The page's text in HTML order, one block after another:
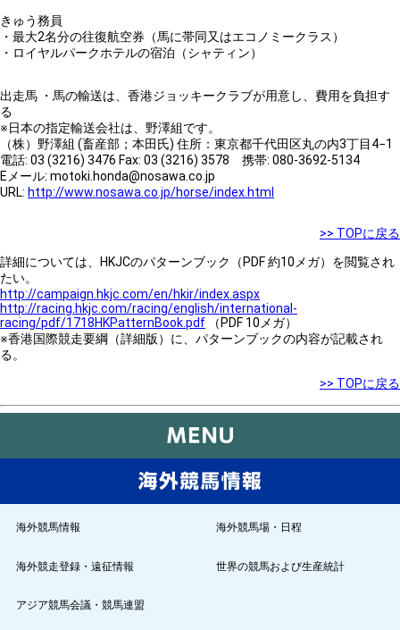
きゅう務員
・最大2名分の往復航空券（馬に帯同又はエコノミークラス）
・ロイヤルパークホテルの宿泊（シャティン）
出走馬 ・馬の輸送は、香港ジョッキークラブが用意し、費用を負担す
る
※日本の指定輸送会社は、野澤組です。
（株）野澤組 (畜産部；本田氏) 住所：東京都千代田区丸の内3丁目4−1
電話: 03 (3216) 3476 Fax: 03 (3216) 3578 携帯: 080-3692-5134
Eメール: motoki.honda@nosawa.co.jp
URL: http://www.nosawa.co.jp/horse/index.html
>> TOPに戻る
詳細については、HKJCのパターンブック（PDF 約10メガ）を閲覧され
たい。
http://campaign.hkjc.com/en/hkir/index.aspx
http://racing.hkjc.com/racing/english/international-
racing/pdf/1718HKPatternBook.pdf
（PDF 10メガ）
※香港国際競走要綱（詳細版）に、パターンブックの内容が記載され
る。
>> TOPに戻る
海外競馬情報 海外競馬場・日程
海外競走登録・遠征情報 世界の競馬および生産統計
アジア競馬会議・競馬連盟